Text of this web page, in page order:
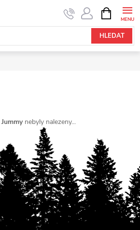
HLEDAT
NÁKUPNÍ
KOŠÍK
Jummynebyly nalezeny...